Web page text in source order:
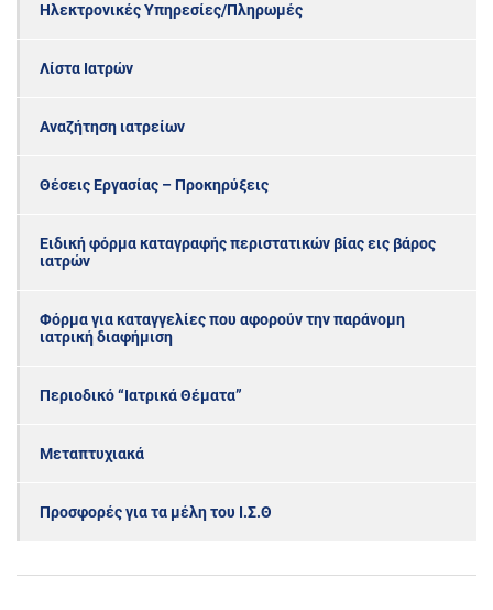
Ηλεκτρονικές Υπηρεσίες/Πληρωμές
Λίστα Ιατρών
Αναζήτηση ιατρείων
Θέσεις Εργασίας – Προκηρύξεις
Ειδική φόρμα καταγραφής περιστατικών βίας εις βάρος
ιατρών
Φόρμα για καταγγελίες που αφορούν την παράνομη
ιατρική διαφήμιση
Περιοδικό “Ιατρικά Θέματα”
Μεταπτυχιακά
Προσφορές για τα μέλη του Ι.Σ.Θ